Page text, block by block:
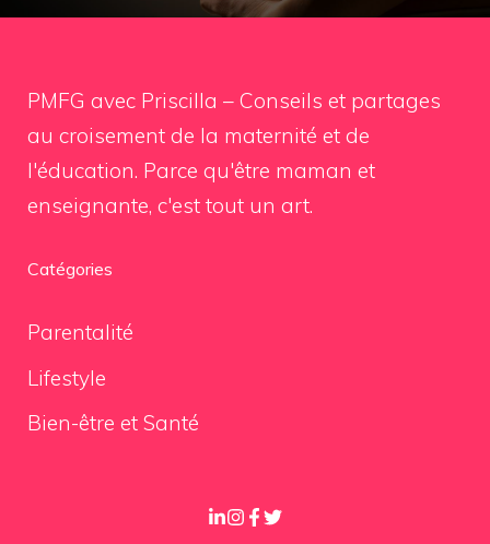
PMFG avec Priscilla – Conseils et partages
au croisement de la maternité et de
l'éducation. Parce qu'être maman et
enseignante, c'est tout un art.
Catégories
Parentalité
Lifestyle
Bien-être et Santé